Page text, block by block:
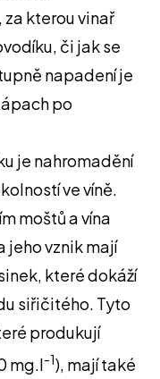
kterou vinař
či jak se
napadení je
po
je nahromadění
ve víně.
moštů a vína
jeho vznik mají
které dokáží
siřičitého. Tyto
produkují
mg.l-1), mají také